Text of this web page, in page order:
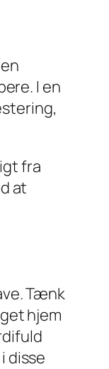
I en
fra
at
Tænk
hjem
disse